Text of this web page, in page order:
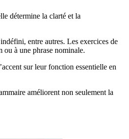
détermine la clarté et la
entre autres. Les exercices de
ou à une phrase nominale.
sur leur fonction essentielle en
améliorent non seulement la